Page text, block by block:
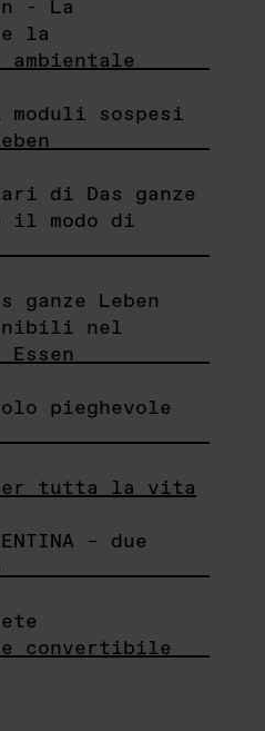
- La
la
ambientale
sospesi
di Das ganze
il modo di
Leben
nel
Essen
pieghevole
per tutta la vita
– due
convertibile